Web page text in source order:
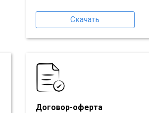
Скачать
Договор-оферта